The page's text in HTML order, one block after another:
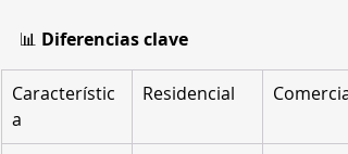
📊 Diferencias clave
Característic
a
Residencial Comercial